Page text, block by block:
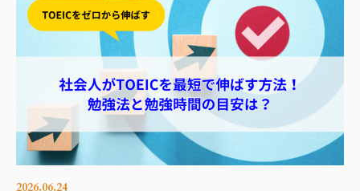
2026.06.24